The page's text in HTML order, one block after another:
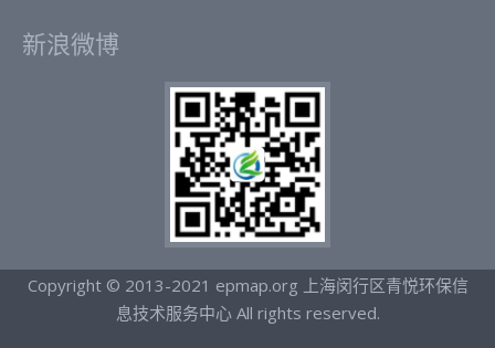
新浪微博
Copyright © 2013-2021 epmap.org 上海闵行区青悦环保信
息技术服务中心 All rights reserved.